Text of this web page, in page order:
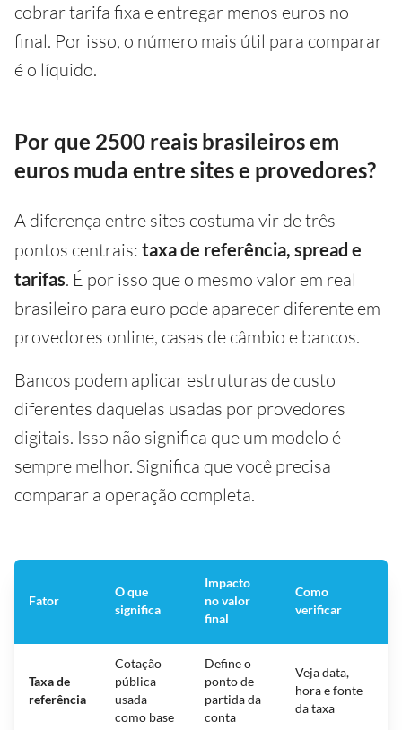
cobrar tarifa fixa e entregar menos euros no
final. Por isso, o número mais útil para comparar
é o líquido.
Por que 2500 reais brasileiros em
euros muda entre sites e provedores?
A diferença entre sites costuma vir de três
pontos centrais: taxa de referência, spread e
tarifas. É por isso que o mesmo valor em real
brasileiro para euro pode aparecer diferente em
provedores online, casas de câmbio e bancos.
Bancos podem aplicar estruturas de custo
diferentes daquelas usadas por provedores
digitais. Isso não significa que um modelo é
sempre melhor. Significa que você precisa
comparar a operação completa.
Fator
O que
significa
Impacto
no valor
final
Como
verificar
Taxa de
referência
Cotação
pública
usada
como base
Define o
ponto de
partida da
conta
Veja data,
hora e fonte
da taxa